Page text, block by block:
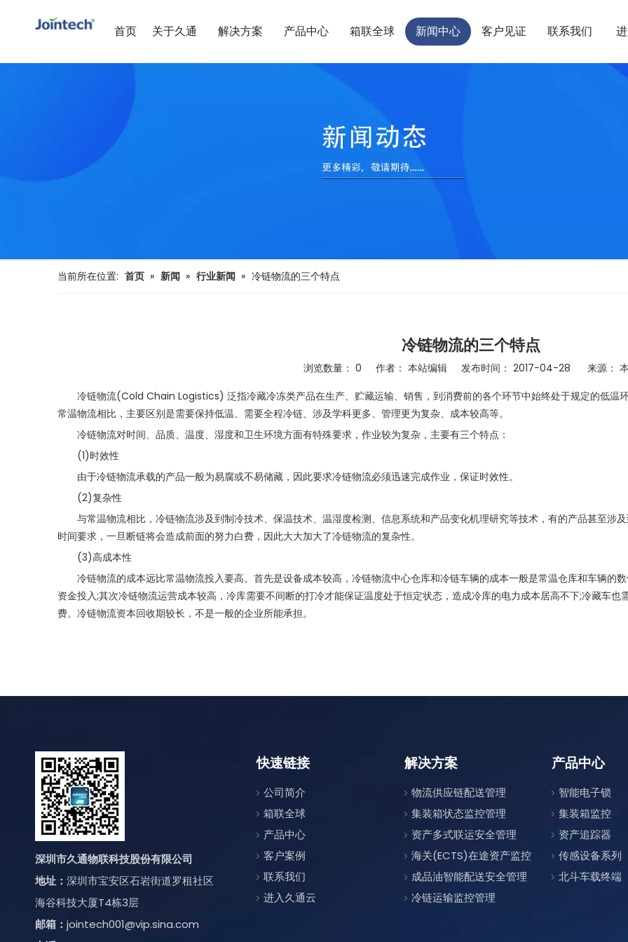
首页 关于久通 解决方案 产品中心 箱联全球 新闻中心 客户见证 联系我们
当前所在位置: 首页 » 新闻 » 行业新闻 » 冷链物流的三个特点
冷链物流的三个特点
浏览数量： 0 作者： 本站编辑 发布时间： 2017-04-28 来源：
["wechat","weibo","qzone","douban","email"]
冷链物流(Cold Chain Logistics) 泛指冷藏冷冻类产品在生产、贮藏运输、销售，到消费前的各个环节中始终处于规定的低温
常温物流相比，主要区别是需要保持低温、需要全程冷链、涉及学科更多、管理更为复杂、成本较高等。
冷链物流对时间、品质、温度、湿度和卫生环境方面有特殊要求，作业较为复杂，主要有三个特点：
(1)时效性
由于冷链物流承载的产品一般为易腐或不易储藏，因此要求冷链物流必须迅速完成作业，保证时效性。
(2)复杂性
与常温物流相比，冷链物流涉及到制冷技术、保温技术、温湿度检测、信息系统和产品变化机理研究等技术，有的产品甚至涉
时间要求，一旦断链将会造成前面的努力白费，因此大大加大了冷链物流的复杂性。
(3)高成本性
冷链物流的成本远比常温物流投入要高。首先是设备成本较高，冷链物流中心仓库和冷链车辆的成本一般是常温仓库和车辆的
资金投入;其次冷链物流运营成本较高，冷库需要不间断的打冷才能保证温度处于恒定状态，造成冷库的电力成本居高不下;冷藏车
费。冷链物流资本回收期较长，不是一般的企业所能承担。
深圳市久通物联科技股份有限公司
地址： 深圳市宝安区石岩街道罗租社区
海谷科技大厦T4栋3层
邮箱： jointech001@vip.sina.com
快速链接
公司简介
箱联全球
产品中心
客户案例
联系我们
进入久通云
解决方案
物流供应链配送管理
集装箱状态监控管理
资产多式联运安全管理
海关(ECTS)在途资产监控
成品油智能配送安全管理
冷链运输监控管理
产品中心
智能电子锁
集装箱监控
资产追踪器
传感设备系列
北斗车载终端